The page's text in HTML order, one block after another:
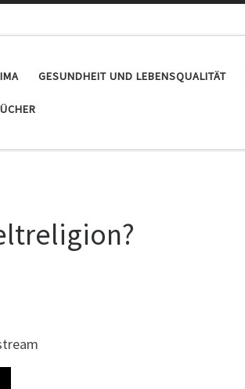
GESUNDHEIT UND LEBENSQUALITÄT